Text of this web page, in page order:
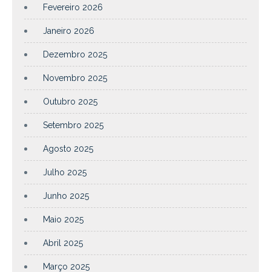
Fevereiro 2026
Janeiro 2026
Dezembro 2025
Novembro 2025
Outubro 2025
Setembro 2025
Agosto 2025
Julho 2025
Junho 2025
Maio 2025
Abril 2025
Março 2025